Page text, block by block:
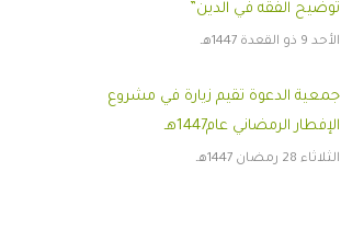
توضيح الفقه في الدين”
الأحد 9 ذو القعدة 1447هـ
جمعية الدعوة تقيم زيارة في مشروع
الإفطار الرمضاني عام1447هـ
الثلاثاء 28 رمضان 1447هـ